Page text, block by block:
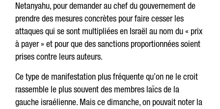
Netanyahu, pour demander au chef du gouvernement de
prendre des mesures concrètes pour faire cesser les
attaques qui se sont multipliées en Israël au nom du « prix
à payer » et pour que des sanctions proportionnées soient
prises contre leurs auteurs.
Ce type de manifestation plus fréquente qu’on ne le croit
rassemble le plus souvent des membres laïcs de la
gauche israélienne. Mais ce dimanche, on pouvait noter la